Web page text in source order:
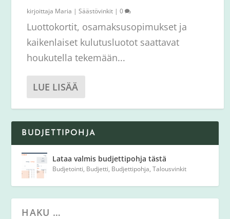
kirjoittaja Maria |Säästövinkit |0
Luottokortit, osamaksusopimukset ja
kaikenlaiset kulutusluotot saattavat
houkutella tekemään...
LUE LISÄÄ
BUDJETTIPOHJA
Lataa valmis budjettipohja tästä
Budjetointi, Budjetti, Budjettipohja,Talousvinkit